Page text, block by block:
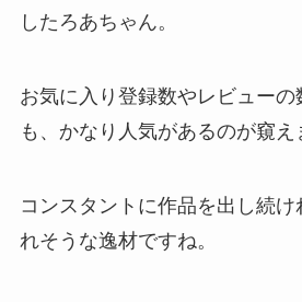
したろあちゃん。
お気に入り登録数やレビューの
も、かなり人気があるのが窺え
コンスタントに作品を出し続
れそうな逸材ですね。